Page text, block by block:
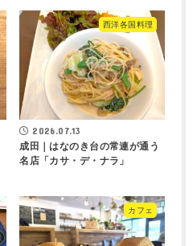
西洋各国料理
2026.07.13
成田｜はなのき台の常連が通う
名店「カサ・デ・ナラ」
カフェ